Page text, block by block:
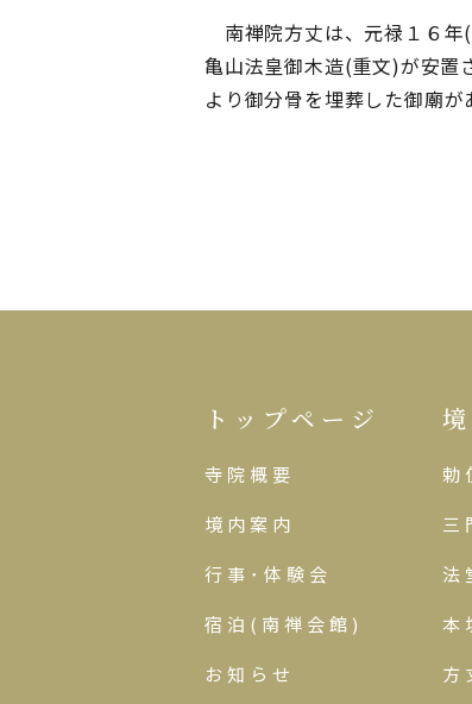
南禅院方丈は、元禄１６年
亀山法皇御木造(重文)が安置
より御分骨を埋葬した御廟が
トップページ
寺院概要
境内案内
行事･体験会
宿泊(南禅会館)
お知らせ
勅
三
法
本
方